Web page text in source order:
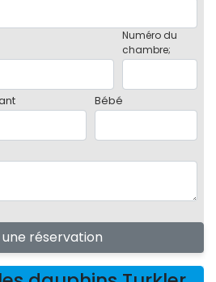
Numéro du
chambre;
Bébé
une réservation